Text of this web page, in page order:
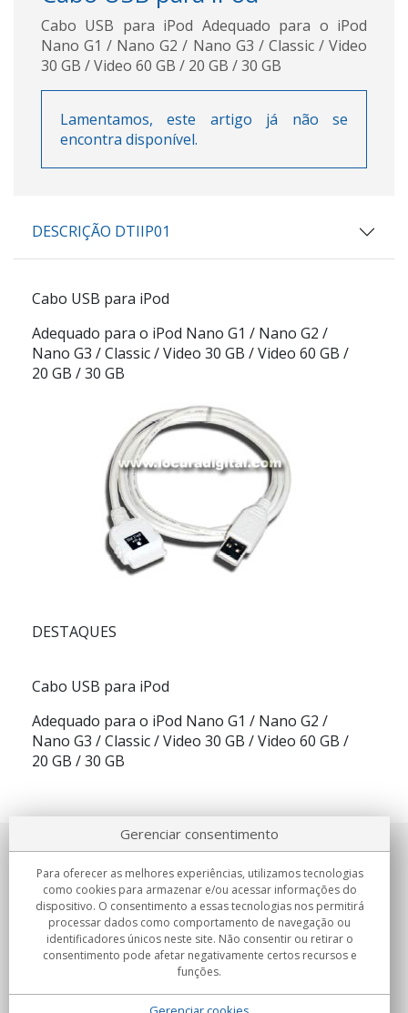
Cabo USB para iPod Adequado para o iPod
Nano G1 / Nano G2 / Nano G3 / Classic / Video
30 GB / Video 60 GB / 20 GB / 30 GB
Lamentamos, este artigo já não se
encontra disponível.
DESCRIÇÃO DTIIP01
Cabo USB para iPod
Adequado para o iPod Nano G1 / Nano G2 /
Nano G3 / Classic / Video 30 GB / Video 60 GB /
20 GB / 30 GB
DESTAQUES
Cabo USB para iPod
Adequado para o iPod Nano G1 / Nano G2 /
Nano G3 / Classic / Video 30 GB / Video 60 GB /
20 GB / 30 GB
Sobre nosotros
Compromissos
Compras
Gerenciar consentimento
Para oferecer as melhores experiências, utilizamos tecnologias
como cookies para armazenar e/ou acessar informações do
dispositivo. O consentimento a essas tecnologias nos permitirá
processar dados como comportamento de navegação ou
identificadores únicos neste site. Não consentir ou retirar o
consentimento pode afetar negativamente certos recursos e
funções.